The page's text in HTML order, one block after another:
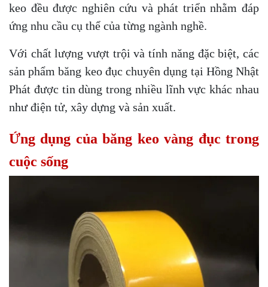
keo đều được nghiên cứu và phát triển nhằm đáp
ứng nhu cầu cụ thể của từng ngành nghề.
Với chất lượng vượt trội và tính năng đặc biệt, các
sản phẩm băng keo đục chuyên dụng tại Hồng Nhật
Phát được tin dùng trong nhiều lĩnh vực khác nhau
như điện tử, xây dựng và sản xuất.
Ứng dụng của băng keo vàng đục trong
cuộc sống